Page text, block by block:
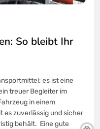
So bleibt Ihr
es ist eine
treuer Begleiter im
in einem
es zuverlässig und sicher
behält. Eine gute